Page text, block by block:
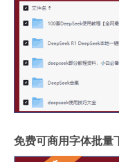
免费可商用字体批量